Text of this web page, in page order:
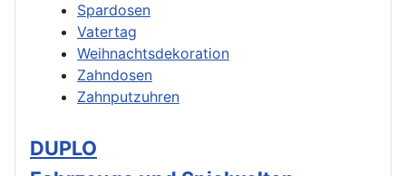
Spardosen
Vatertag
Weihnachtsdekoration
Zahndosen
Zahnputzuhren
DUPLO